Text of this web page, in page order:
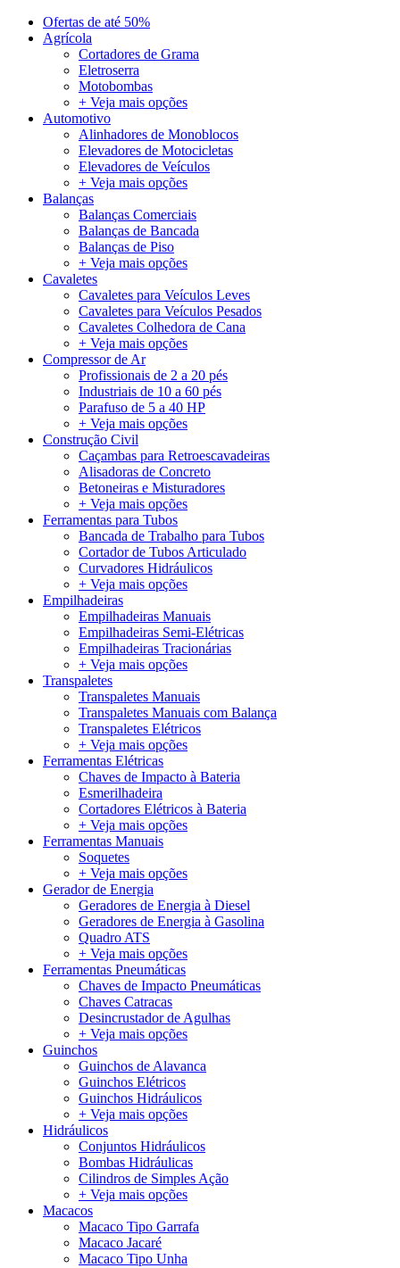
Ofertas de até 50%
Agrícola
Cortadores de Grama
Eletroserra
Motobombas
+ Veja mais opções
Automotivo
Alinhadores de Monoblocos
Elevadores de Motocicletas
Elevadores de Veículos
+ Veja mais opções
Balanças
Balanças Comerciais
Balanças de Bancada
Balanças de Piso
+ Veja mais opções
Cavaletes
Cavaletes para Veículos Leves
Cavaletes para Veículos Pesados
Cavaletes Colhedora de Cana
+ Veja mais opções
Compressor de Ar
Profissionais de 2 a 20 pés
Industriais de 10 a 60 pés
Parafuso de 5 a 40 HP
+ Veja mais opções
Construção Civil
Caçambas para Retroescavadeiras
Alisadoras de Concreto
Betoneiras e Misturadores
+ Veja mais opções
Ferramentas para Tubos
Bancada de Trabalho para Tubos
Cortador de Tubos Articulado
Curvadores Hidráulicos
+ Veja mais opções
Empilhadeiras
Empilhadeiras Manuais
Empilhadeiras Semi-Elétricas
Empilhadeiras Tracionárias
+ Veja mais opções
Transpaletes
Transpaletes Manuais
Transpaletes Manuais com Balança
Transpaletes Elétricos
+ Veja mais opções
Ferramentas Elétricas
Chaves de Impacto à Bateria
Esmerilhadeira
Cortadores Elétricos à Bateria
+ Veja mais opções
Ferramentas Manuais
Soquetes
+ Veja mais opções
Gerador de Energia
Geradores de Energia à Diesel
Geradores de Energia à Gasolina
Quadro ATS
+ Veja mais opções
Ferramentas Pneumáticas
Chaves de Impacto Pneumáticas
Chaves Catracas
Desincrustador de Agulhas
+ Veja mais opções
Guinchos
Guinchos de Alavanca
Guinchos Elétricos
Guinchos Hidráulicos
+ Veja mais opções
Hidráulicos
Conjuntos Hidráulicos
Bombas Hidráulicas
Cilindros de Simples Ação
+ Veja mais opções
Macacos
Macaco Tipo Garrafa
Macaco Jacaré
Macaco Tipo Unha